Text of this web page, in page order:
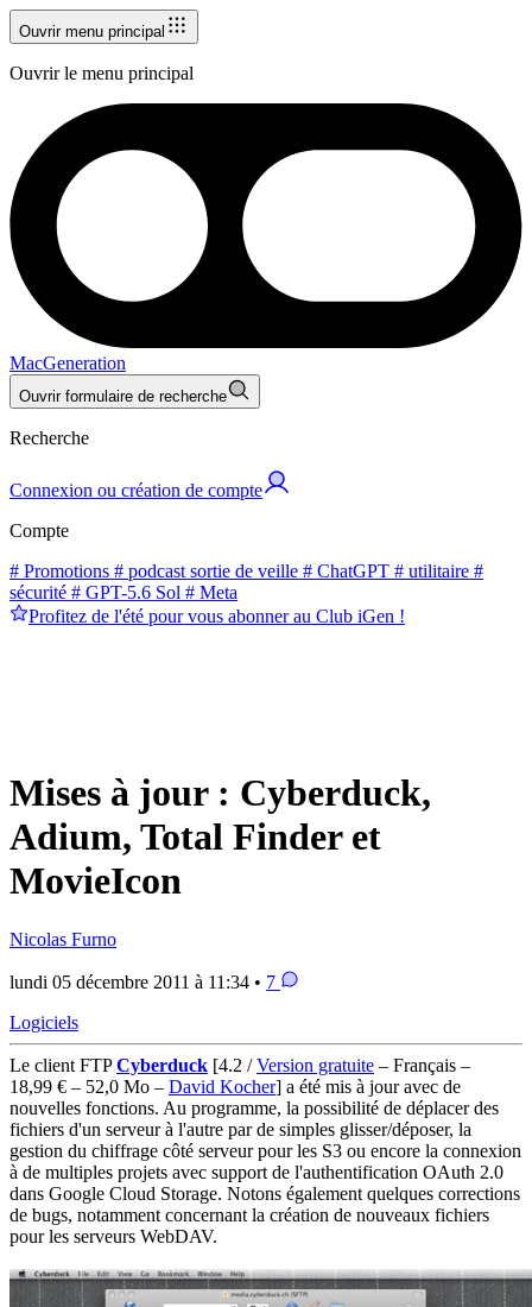
Ouvrir menu principal
Ouvrir le menu principal
MacGeneration
Ouvrir formulaire de recherche
Recherche
Connexion ou création de compte
Compte
# Promotions # podcast sortie de veille # ChatGPT # utilitaire #
sécurité # GPT-5.6 Sol # Meta
Profitez de l'été pour vous abonner au Club iGen !
Mises à jour : Cyberduck,
Adium, Total Finder et
MovieIcon
Nicolas Furno
lundi 05 décembre 2011 à 11:34 • 7
Logiciels
Le client FTPCyberduck [4.2 /Version gratuite – Français –
18,99 € – 52,0 Mo – David Kocher] a été mis à jour avec de
nouvelles fonctions. Au programme, la possibilité de déplacer des
fichiers d'un serveur à l'autre par de simples glisser/déposer, la
gestion du chiffrage côté serveur pour les S3 ou encore la connexion
à de multiples projets avec support de l'authentification OAuth 2.0
dans Google Cloud Storage. Notons également quelques corrections
de bugs, notamment concernant la création de nouveaux fichiers
pour les serveurs WebDAV.